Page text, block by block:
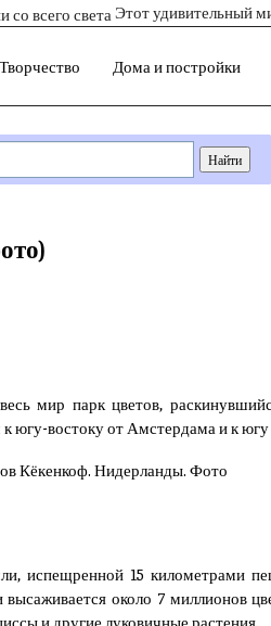
Этот удивительный
Творчество Дома и постройки
мир парк цветов,
югу-востоку от Амстердама и к югу
испещренной 15 километрами
около 7 миллионов
и другие луковичные растения.